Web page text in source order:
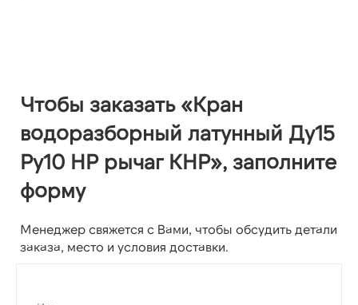
Чтобы заказать «Кран
водоразборный латунный Ду15
Ру10 НР рычаг КНР», заполните
форму
Менеджер свяжется с Вами, чтобы обсудить детали
заказа, место и условия доставки.